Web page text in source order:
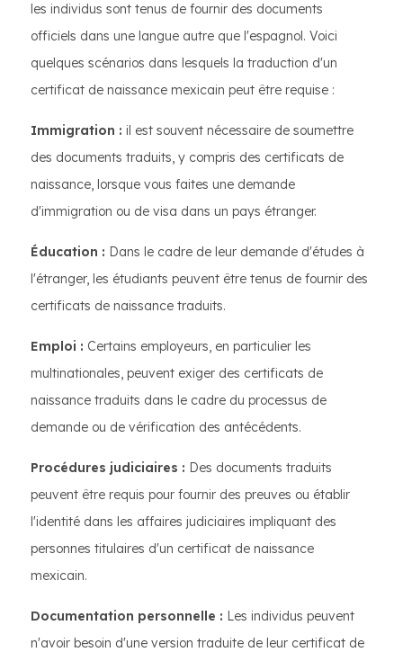
les individus sont tenus de fournir des documents
officiels dans une langue autre que l'espagnol. Voici
quelques scénarios dans lesquels la traduction d'un
certificat de naissance mexicain peut être requise :
Immigration : il est souvent nécessaire de soumettre
des documents traduits, y compris des certificats de
naissance, lorsque vous faites une demande
d'immigration ou de visa dans un pays étranger.
Éducation : Dans le cadre de leur demande d'études à
l'étranger, les étudiants peuvent être tenus de fournir des
certificats de naissance traduits.
Emploi : Certains employeurs, en particulier les
multinationales, peuvent exiger des certificats de
naissance traduits dans le cadre du processus de
demande ou de vérification des antécédents.
Procédures judiciaires : Des documents traduits
peuvent être requis pour fournir des preuves ou établir
l'identité dans les affaires judiciaires impliquant des
personnes titulaires d'un certificat de naissance
mexicain.
Documentation personnelle : Les individus peuvent
n'avoir besoin d'une version traduite de leur certificat de